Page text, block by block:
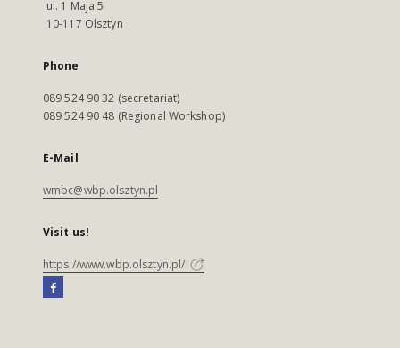
ul. 1 Maja 5
10-117 Olsztyn
Phone
089 524 90 32 (secretariat)
089 524 90 48 (Regional Workshop)
E-Mail
wmbc@wbp.olsztyn.pl
Visit us!
https://www.wbp.olsztyn.pl/